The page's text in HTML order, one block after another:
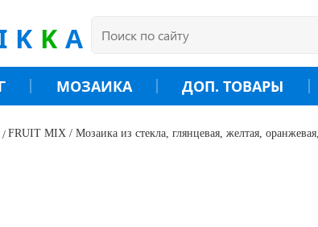
K A
МОЗАИКА ДОП. ТОВАРЫ
FRUIT MIX / Мозаика из стекла, глянцевая, желтая,